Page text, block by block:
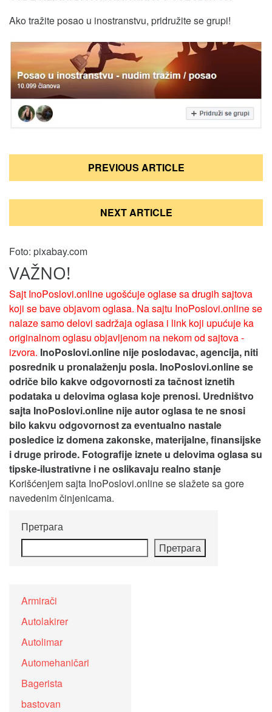
Ako tražite posao u inostranstvu, pridružite se grupi!
Кретање
PREVIOUS ARTICLE
NEXT ARTICLE
Foto: pixabay.com
VAŽNO!
Sajt InoPoslovi.online ugošćuje oglase sa drugih sajtova
koji se bave objavom oglasa. Na sajtu InoPoslovi.online se
nalaze samo delovi sadržaja oglasa i link koji upućuje ka
originalnom oglasu objavljenom na nekom od sajtova -
izvora. InoPoslovi.online nije poslodavac, agencija, niti
posrednik u pronalaženju posla. InoPoslovi.online se
odriče bilo kakve odgovornosti za tačnost iznetih
podataka u delovima oglasa koje prenosi. Uredništvo
sajta InoPoslovi.online nije autor oglasa te ne snosi
bilo kakvu odgovornost za eventualno nastale
posledice iz domena zakonske, materijalne, finansijske
i druge prirode. Fotografije iznete u delovima oglasa su
tipske-ilustrativne i ne oslikavaju realno stanje
Korišćenjem sajta InoPoslovi.online se slažete sa gore
navedenim činjenicama.
Претрага
Претрага
Armirači
Autolakirer
Autolimar
Automehaničari
Bagerista
bastovan